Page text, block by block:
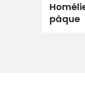
pâque